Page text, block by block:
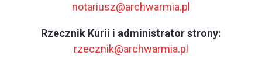
notariusz@archwarmia.pl
Rzecznik Kurii i administrator strony:
rzecznik@archwarmia.pl